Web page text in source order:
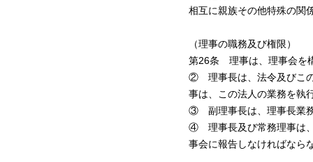
相互に親族その他特殊の関
（理事の職務及び権限）
第26条 理事は、理事会を
② 理事長は、法令及びこの
事は、この法人の業務を執
③ 副理事長は、理事長業
④ 理事長及び常務理事は、
事会に報告しなければなら